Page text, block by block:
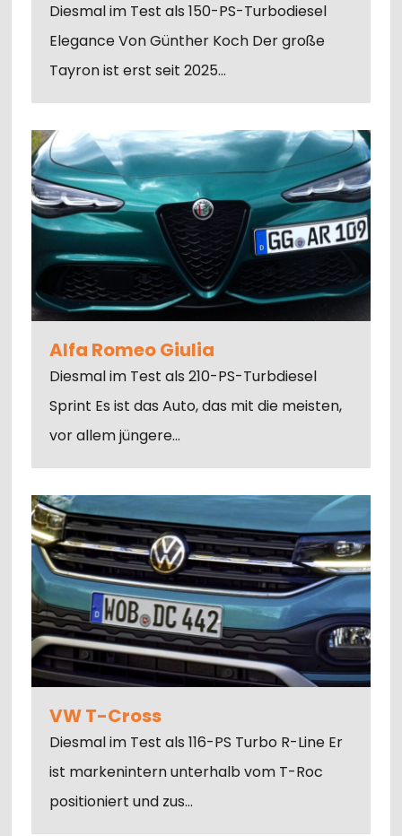
Diesmal im Test als 150-PS-Turbodiesel
Elegance Von Günther Koch Der große
Tayron ist erst seit 2025…
Alfa Romeo Giulia
Diesmal im Test als 210-PS-Turbdiesel
Sprint Es ist das Auto, das mit die meisten,
vor allem jüngere…
VW T-Cross
Diesmal im Test als 116-PS Turbo R-Line Er
ist markenintern unterhalb vom T-Roc
positioniert und zus…